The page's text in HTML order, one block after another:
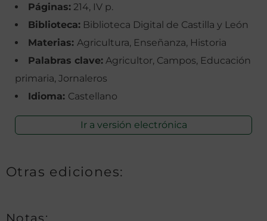
Páginas: 214, IV p.
Biblioteca: Biblioteca Digital de Castilla y León
Materias: Agricultura, Enseñanza, Historia
Palabras clave: Agricultor, Campos, Educación
primaria, Jornaleros
Idioma: Castellano
Ir a versión electrónica
Otras ediciones:
Notas: